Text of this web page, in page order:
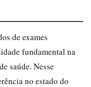
de exames
fundamental na
saúde. Nesse
no estado do